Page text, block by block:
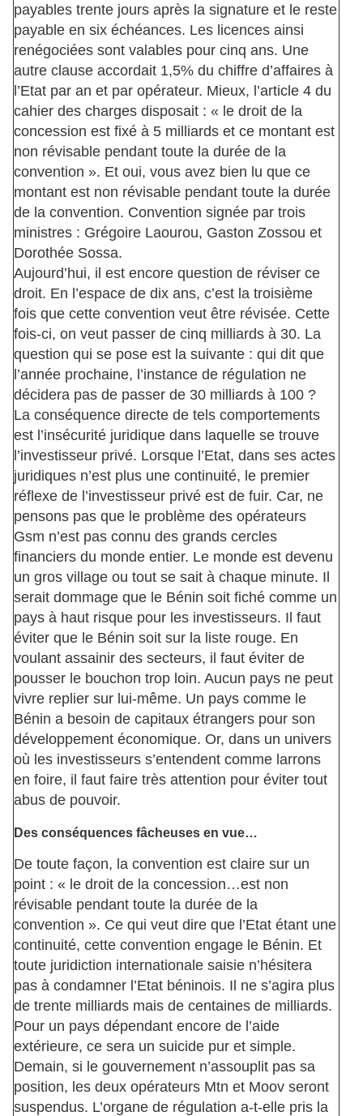
payables trente jours après la signature et le reste
payable en six échéances. Les licences ainsi
renégociées sont valables pour cinq ans. Une
autre clause accordait 1,5% du chiffre d’affaires à
l’Etat par an et par opérateur. Mieux, l’article 4 du
cahier des charges disposait : « le droit de la
concession est fixé à 5 milliards et ce montant est
non révisable pendant toute la durée de la
convention ». Et oui, vous avez bien lu que ce
montant est non révisable pendant toute la durée
de la convention. Convention signée par trois
ministres : Grégoire Laourou, Gaston Zossou et
Dorothée Sossa.
Aujourd’hui, il est encore question de réviser ce
droit. En l’espace de dix ans, c’est la troisième
fois que cette convention veut être révisée. Cette
fois-ci, on veut passer de cinq milliards à 30. La
question qui se pose est la suivante : qui dit que
l’année prochaine, l’instance de régulation ne
décidera pas de passer de 30 milliards à 100 ?
La conséquence directe de tels comportements
est l’insécurité juridique dans laquelle se trouve
l’investisseur privé. Lorsque l’Etat, dans ses actes
juridiques n’est plus une continuité, le premier
réflexe de l’investisseur privé est de fuir. Car, ne
pensons pas que le problème des opérateurs
Gsm n’est pas connu des grands cercles
financiers du monde entier. Le monde est devenu
un gros village ou tout se sait à chaque minute. Il
serait dommage que le Bénin soit fiché comme un
pays à haut risque pour les investisseurs. Il faut
éviter que le Bénin soit sur la liste rouge. En
voulant assainir des secteurs, il faut éviter de
pousser le bouchon trop loin. Aucun pays ne peut
vivre replier sur lui-même. Un pays comme le
Bénin a besoin de capitaux étrangers pour son
développement économique. Or, dans un univers
où les investisseurs s’entendent comme larrons
en foire, il faut faire très attention pour éviter tout
abus de pouvoir.
Des conséquences fâcheuses en vue…
De toute façon, la convention est claire sur un
point : « le droit de la concession…est non
révisable pendant toute la durée de la
convention ». Ce qui veut dire que l’Etat étant une
continuité, cette convention engage le Bénin. Et
toute juridiction internationale saisie n’hésitera
pas à condamner l’Etat béninois. Il ne s’agira plus
de trente milliards mais de centaines de milliards.
Pour un pays dépendant encore de l’aide
extérieure, ce sera un suicide pur et simple.
Demain, si le gouvernement n’assouplit pas sa
position, les deux opérateurs Mtn et Moov seront
suspendus. L’organe de régulation a-t-elle pris la